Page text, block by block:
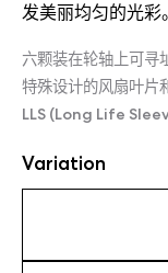
发美丽均匀的光彩。
六颗装在轮轴上可寻
特殊设计的风扇叶片
LLS (Long Life
Variation